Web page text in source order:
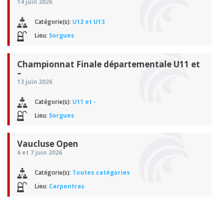
14 juin 2026
Catégorie(s): U12 et U13
Lieu: Sorgues
Championnat Finale départementale U11 et
–
13 juin 2026
Catégorie(s): U11 et -
Lieu: Sorgues
Vaucluse Open
6 et 7 juin 2026
Catégorie(s): Toutes catégories
Lieu: Carpentras